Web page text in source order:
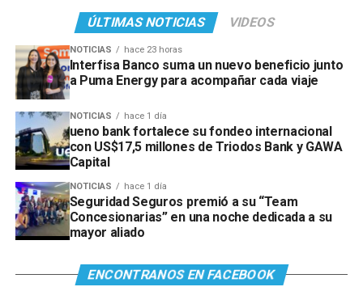
ÚLTIMAS NOTICIAS VIDEOS
NOTICIAS hace 23 horas
Interfisa Banco suma un nuevo beneficio junto
a Puma Energy para acompañar cada viaje
NOTICIAS hace 1 día
ueno bank fortalece su fondeo internacional
con US$17,5 millones de Triodos Bank y GAWA
Capital
NOTICIAS hace 1 día
Seguridad Seguros premió a su “Team
Concesionarias” en una noche dedicada a su
mayor aliado
ENCONTRANOS EN FACEBOOK